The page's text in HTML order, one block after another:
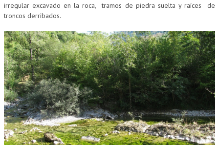
irregular excavado en la roca, tramos de piedra suelta y raíces de
troncos derribados.